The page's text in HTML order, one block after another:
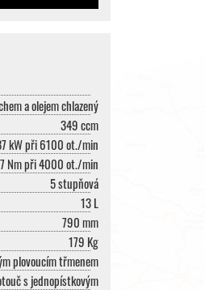
a olejem chlazený
349 ccm
kW při 6100 ot./min
Nm při 4000 ot./min
5 stupňová
13 L
790 mm
179 Kg
plovoucím třmenem
s jednopístkovým